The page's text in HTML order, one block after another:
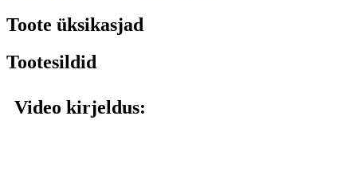
Toote üksikasjad
Tootesildid
Video kirjeldus: